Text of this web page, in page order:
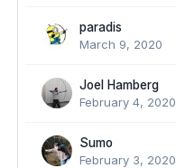
paradis
March 9, 2020
Joel Hamberg
February 4, 2020
Sumo
February 3, 2020